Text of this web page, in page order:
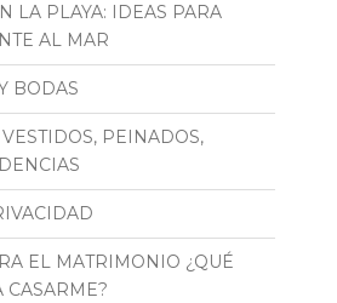
LA PLAYA: IDEAS PARA
AL MAR
BODAS
PEINADOS,
EL MATRIMONIO ¿QUÉ
CASARME?